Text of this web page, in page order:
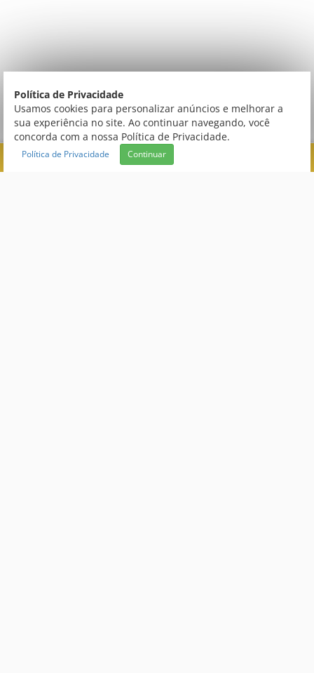
Política de Privacidade
Usamos cookies para personalizar anúncios e melhorar a
sua experiência no site. Ao continuar navegando, você
concorda com a nossa Política de Privacidade.
Política de Privacidade Continuar
FILTRAR